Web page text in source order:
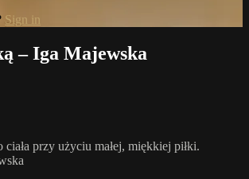
Sign in
– Iga Majewska
ciała przy użyciu małej, miękkiej piłki.